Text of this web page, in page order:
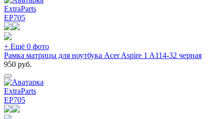
ExtraParts
EP705
+ Ещё 0 фото
Рамка матрицы для ноутбука Acer Aspire 1 A114-32 черная
950 руб.
ExtraParts
EP705